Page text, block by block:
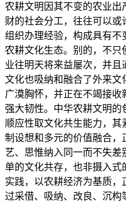
农耕文明因其不变的农业出
财的社会分工，往往可以
组织办理经验，构成具有不
农耕文化生态。别的，不只
业往明天将来益屡次，并
文化也吸纳和融合了外来文
广漠胸怀，并正在不竭接收
强大韧性。中华农耕文明
顺应性取文化共生能力，
制设想和多元的价值融合
艺、思惟纳入同一而不失
单的文化共存，也非摄入式
实践，以农耕经济为基质
过采借、吸纳、改良、沉构